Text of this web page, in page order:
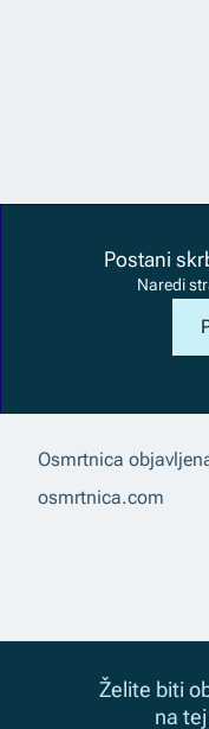
Postani
Naredi
Osmrtnica
osmrtnica.com
Želite biti
na